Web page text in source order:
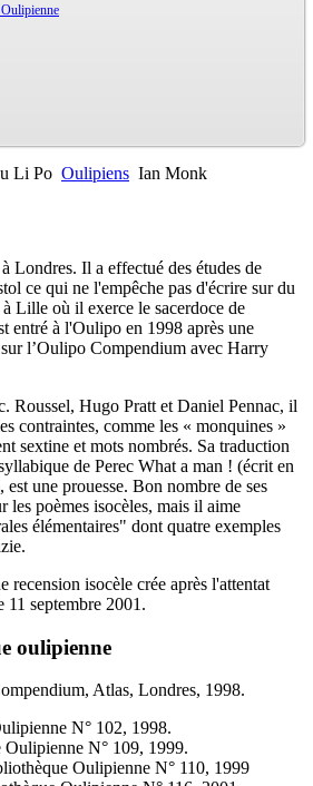
Li Po Oulipiens Ian Monk
Londres. Il a effectué des études de
ce qui ne l'empêche pas d'écrire sur du
Lille où il exerce le sacerdoce de
entré à l'Oulipo en 1998 après une
l’Oulipo Compendium avec Harry
Roussel, Hugo Pratt et Daniel Pennac, il
contraintes, comme les « monquines »
sextine et mots nombrés. Sa traduction
de Perec What a man ! (écrit en
une prouesse. Bon nombre de ses
les poèmes isocèles, mais il aime
élémentaires" dont quatre exemples
recension isocèle crée après l'attentat
septembre 2001.
oulipienne
Atlas, Londres, 1998.
N° 102, 1998.
N° 109, 1999.
Oulipienne N° 110, 1999